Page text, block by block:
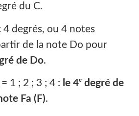
du C.
degrés, ou 4 notes
de la note Do pour
de Do.
1 ; 2 ; 3 ; 4 : le 4ᵉ degré de
Fa (F).